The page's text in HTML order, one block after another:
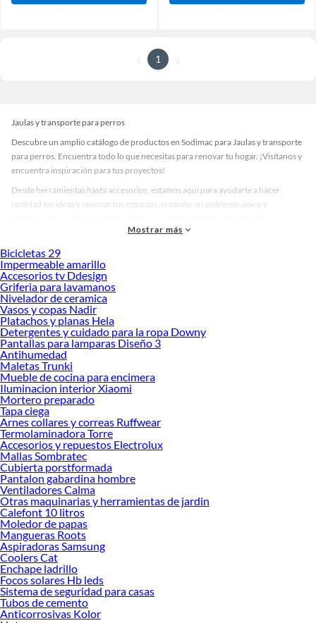
1
Jaulas y transporte para perros
Descubre un amplio catálogo de productos en Sodimac para Jaulas y transporte
para perros. Encuentra todo lo que necesitas para renovar tu hogar. ¡Visítanos y
encuentra inspiración para tus proyectos!
Desde herramientas hasta accesorios, estamos aquí para ayudarte a hacer
realidad tus ideas y renovar tus espacios, creando un ambiente único y
accesorios de calidad que te ayudarán a crear un espacio más tú.
Desde remodelaciones hasta proyectos de decoración, estamos aquí para hacer
tus ideas realidad. ¡Visítanos y encuentra todo lo que tenemos para ofrecerte en
Jaulas y transporte para perros!
Explora la variedad de productos de Jaulas y transporte para perros en
Sodimac
Herramientas, materiales y accesorios de calidad para tus proyectos y
renovación de espacios. ¡Visítanos y descubre todo lo que tenemos para
ofrecerte!
Encuentra una amplia variedad de productos de Jaulas y transporte para perros
en Sodimac. Encuentra todo lo necesario para tus proyectos de renovación y
decoración. ¡Visítanos y haz tus ideas realidad!
Mostrar más
Bicicletas 29
Impermeable amarillo
Accesorios tv Ddesign
Griferia para lavamanos
Nivelador de ceramica
Vasos y copas Nadir
Platachos y planas Hela
Detergentes y cuidado para la ropa Downy
Pantallas para lamparas Diseño 3
Antihumedad
Maletas Trunki
Mueble de cocina para encimera
Iluminacion interior Xiaomi
Mortero preparado
Tapa ciega
Arnes collares y correas Ruffwear
Termolaminadora Torre
Accesorios y repuestos Electrolux
Mallas Sombratec
Cubierta porstformada
Pantalon gabardina hombre
Ventiladores Calma
Otras maquinarias y herramientas de jardin
Calefont 10 litros
Moledor de papas
Mangueras Roots
Aspiradoras Samsung
Coolers Cat
Enchape ladrillo
Focos solares Hb leds
Sistema de seguridad para casas
Tubos de cemento
Anticorrosivas Kolor